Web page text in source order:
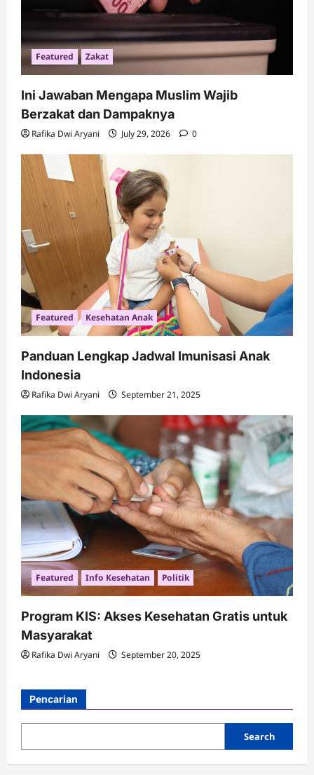
Featured Zakat
Ini Jawaban Mengapa Muslim Wajib
Berzakat dan Dampaknya
Rafika Dwi Aryani July 29, 2026 0
Featured Kesehatan Anak
Panduan Lengkap Jadwal Imunisasi Anak
Indonesia
Rafika Dwi Aryani September 21, 2025
Featured Info Kesehatan Politik
Program KIS: Akses Kesehatan Gratis untuk
Masyarakat
Rafika Dwi Aryani September 20, 2025
Pencarian
Search